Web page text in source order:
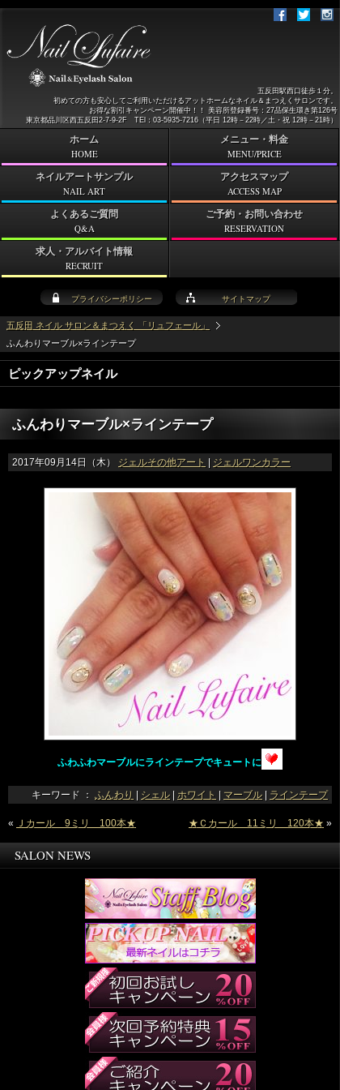
五反田 ネイル サロン＆まつえく 「リュフェール」
ふんわりマーブル×ラインテープ
ピックアップネイル
ふんわりマーブル×ラインテープ
2017年09月14日（木） ジェルその他アート | ジェルワンカラー
ふわふわマーブルにラインテープでキュートに
キーワード ： ふんわり | シェル | ホワイト | マーブル | ラインテープ
« Ｊカール 9ミリ 100本★ ★Ｃカール 11ミリ 120本★ »
SALON NEWS
プライバシーポリシー サイトマップ
五反田駅西口徒歩１分。
初めての方も安心してご利用いただけるアットホームなネイル＆まつえくサロンです。
お得な割引キャンペーン開催中！！ 美容所登録番号：27品保生環き第126号
東京都品川区西五反田2-7-9-2F TEl：03-5935-7216（平日 12時－22時／土・祝 12時－21時）
ホーム
HOME
メニュー・料金
MENU/PRICE
ネイルアートサンプル
NAIL ART
アクセスマップ
ACCESS MAP
よくあるご質問
Q&A
ご予約・お問い合わせ
RESERVATION
求人・アルバイト情報
RECRUIT